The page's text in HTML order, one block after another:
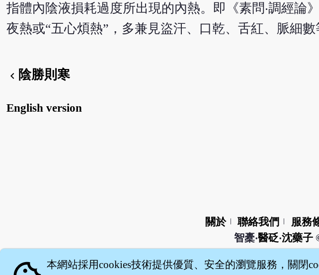
指體內陰液損耗過度所出現的內熱。即《素問‧調經論
夜熱或“五心煩熱”，多兼見盜汗、口乾、舌紅、脈細數
chevron_left 陰勝則寒
English version
關於 聯絡我們 服務
智橐‧醫砭‧沈藥子
本網站採用cookies技術提供優質、安全的瀏覽服務，關閉